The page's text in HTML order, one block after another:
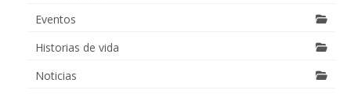
Eventos
Historias de vida
Noticias